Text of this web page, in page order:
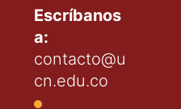
Escríbanos
a:
contacto@u
cn.edu.co